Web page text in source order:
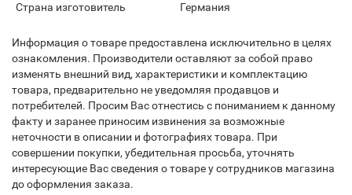
Страна изготовитель
Германия
Информация о товаре предоставлена исключительно в целях
ознакомления. Производители оставляют за собой право
изменять внешний вид, характеристики и комплектацию
товара, предварительно не уведомляя продавцов и
потребителей. Просим Вас отнестись с пониманием к данному
факту и заранее приносим извинения за возможные
неточности в описании и фотографиях товара. При
совершении покупки, убедительная просьба, уточнять
интересующие Вас сведения о товаре у сотрудников магазина
до оформления заказа.